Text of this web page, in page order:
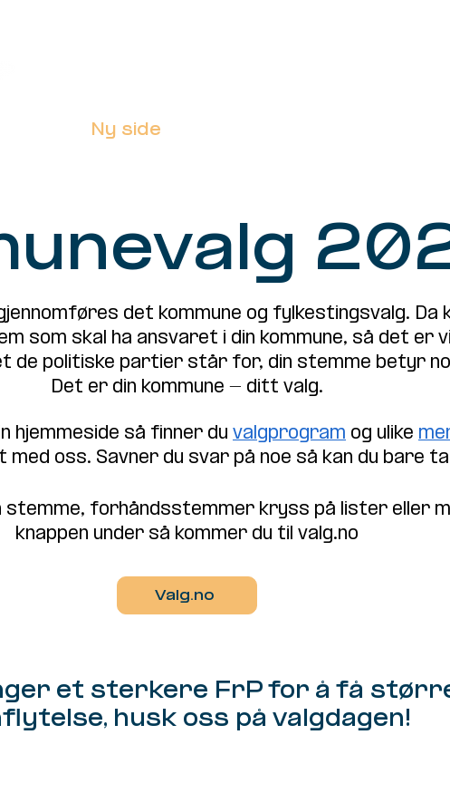
Ny side
det kommune og fylkestingsvalg. Da
som skal ha ansvaret i din kommune, så det er
de politiske partier står for, din stemme betyr
Det er din kommune - ditt valg.
hjemmeside så finner du valgprogram og ulike
med oss. Savner du svar på noe så kan du bare ta
stemme, forhåndsstemmer kryss på lister eller
knappen under så kommer du til valg.no
Valg.no
et sterkere FrP for å få
husk oss på valgdagen!